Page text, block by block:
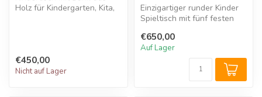
Holz für Kindergarten, Kita,
€450,00
Nicht auf Lager
Einzigartiger runder Kinder
Spieltisch mit fünf festen
Aufbewa...
€650,00
Auf Lager